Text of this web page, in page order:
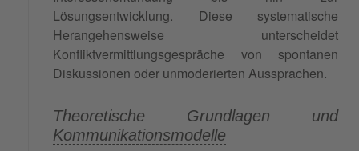
Lösungsentwicklung. Diese systematische
Herangehensweise unterscheidet
Konfliktvermittlungsgespräche von spontanen
Diskussionen oder unmoderierten Aussprachen.
Theoretische Grundlagen und
Kommunikationsmodelle